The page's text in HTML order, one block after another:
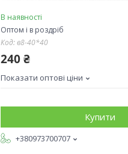
В наявності
Оптом і в роздріб
Код:в8-40*40
240 ₴
Показати оптові ціни
Купити
+380973700707